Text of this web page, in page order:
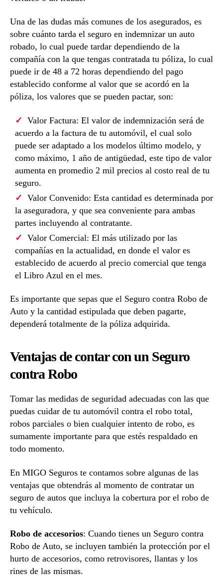
Una de las dudas más comunes de los asegurados, es
sobre cuánto tarda el seguro en indemnizar un auto
robado, lo cual puede tardar dependiendo de la
compañía con la que tengas contratada tu póliza, lo cual
puede ir de 48 a 72 horas dependiendo del pago
establecido conforme al valor que se acordó en la
póliza, los valores que se pueden pactar, son:
Valor Factura: El valor de indemnización será de
acuerdo a la factura de tu automóvil, el cual solo
puede ser adaptado a los modelos último modelo, y
como máximo, 1 año de antigüedad, este tipo de valor
aumenta en promedio 2 mil precios al costo real de tu
seguro.
Valor Convenido: Esta cantidad es determinada por
la aseguradora, y que sea conveniente para ambas
partes incluyendo al contratante.
Valor Comercial: El más utilizado por las
compañías en la actualidad, en donde el valor es
establecido de acuerdo al precio comercial que tenga
el Libro Azul en el mes.
Es importante que sepas que el Seguro contra Robo de
Auto y la cantidad estipulada que deben pagarte,
dependerá totalmente de la póliza adquirida.
Ventajas de contar con un Seguro
contra Robo
Tomar las medidas de seguridad adecuadas con las que
puedas cuidar de tu automóvil contra el robo total,
robos parciales o bien cualquier intento de robo, es
sumamente importante para que estés respaldado en
todo momento.
En MIGO Seguros te contamos sobre algunas de las
ventajas que obtendrás al momento de contratar un
seguro de autos que incluya la cobertura por el robo de
tu vehículo.
Robo de accesorios: Cuando tienes un Seguro contra
Robo de Auto, se incluyen también la protección por el
hurto de accesorios, como retrovisores, llantas y los
rines de las mismas.